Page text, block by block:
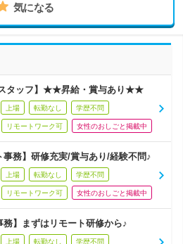
気になる
スタッフ】★★昇給・賞与あり★★
上場 転勤なし 学歴不問
リモートワーク可 女性のおしごと掲載中
務】研修充実/賞与あり/経験不問♪
上場 転勤なし 学歴不問
リモートワーク可 女性のおしごと掲載中
】まずはリモート研修から♪
上場 転勤なし 学歴不問